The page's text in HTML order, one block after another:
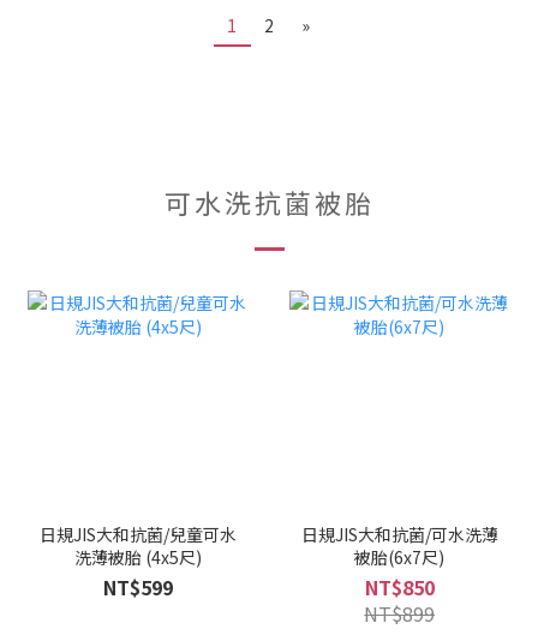
1 2 »
可水洗抗菌被胎
日規JIS大和抗菌/兒童可水
洗薄被胎 (4x5尺)
NT$599
日規JIS大和抗菌/可水洗薄
被胎(6x7尺)
NT$850
NT$899